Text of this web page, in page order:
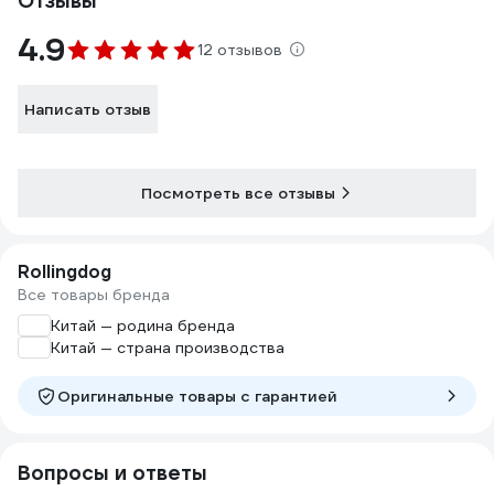
4.9 12 отзывов
Написать отзыв
Посмотреть все отзывы
Rollingdog
Все товары бренда
Китай — родина бренда
Китай — страна производства
Оригинальные товары c гарантией
Вопросы и ответы